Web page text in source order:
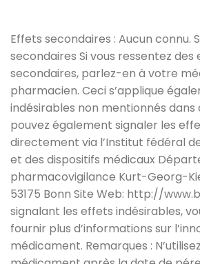
Effets secondaires : Aucun connu.
secondaires Si vous ressentez des
secondaires, parlez-en à votre
pharmacien. Ceci s’applique
indésirables non mentionnés
pouvez également signaler les
directement via l’Institut fédéral
et des dispositifs médicaux
pharmacovigilance Kurt-Georg-
53175 Bonn Site Web: http://
signalant les effets indésirables,
fournir plus d’informations sur
médicament. Remarques :